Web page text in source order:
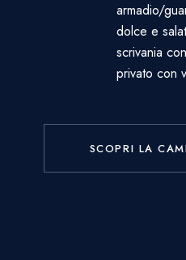
armadio/
dolce e
scrivania
privato con
SCOPRI LA